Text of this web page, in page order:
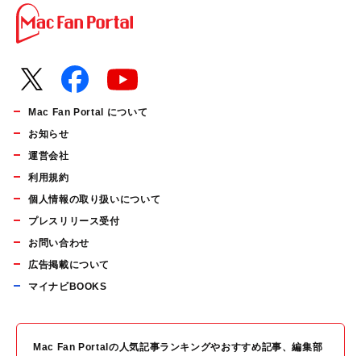
Mac Fan Portal について
お知らせ
運営会社
利用規約
個人情報の取り扱いについて
プレスリリース受付
お問い合わせ
広告掲載について
マイナビBOOKS
Mac Fan Portalの人気記事ランキングやおすすめ記事、編集部